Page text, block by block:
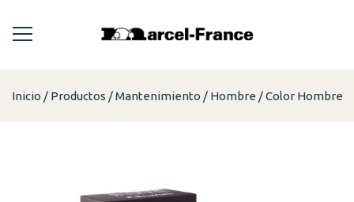
Inicio Productos Mantenimiento Hombre Color Hombre